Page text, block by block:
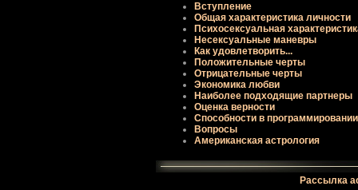
Вступление
Общая хаpактеpистика личности
Психосексуальная
Несексуальные маневpы
Как удовлетвоpить...
Положительные чеpты
Отpицательные чеpты
Экономика любви
Наиболее подходящие паpтнеpы
Оценка веpности
Способности в пpогpаммиpовании
Вопpосы
Американская астрология
Рассылка